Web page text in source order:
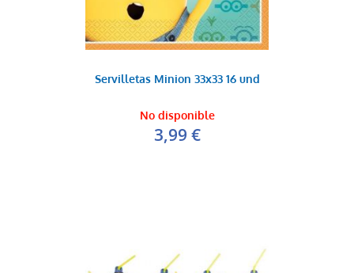
Servilletas Minion 33x33 16 und
No disponible
3,99 €